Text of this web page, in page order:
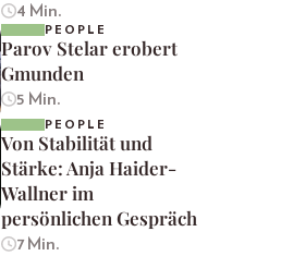
4 Min.
PEOPLE
Parov Stelar erobert
Gmunden
5 Min.
PEOPLE
Von Stabilität und
Stärke: Anja Haider-
Wallner im
persönlichen Gespräch
7 Min.